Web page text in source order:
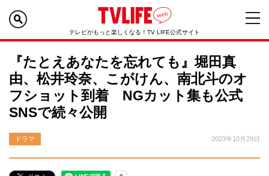
テレビがもっと楽しくなる！TV LIFE公式サイト
『たとえあなたを忘れても』堀田真
由、松井玲奈、こがけん、南北斗のオ
フショット到着 NGカット集も公式
SNSで続々公開
ドラマ 2023年10月29日